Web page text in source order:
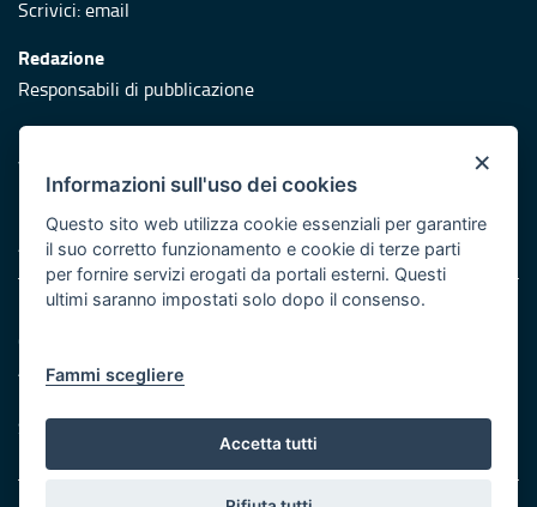
Scrivici:email
Redazione
Responsabili di pubblicazione
Protezione civile
Vai al sito di Protezione Civile Puglia
Iniziativa finanziata con risorse del POR Puglia 2014/2020 -
Asse XI
Note legali
Cookie e privacy
Atti di notifica
Servizi Intranet
×
Informazioni sull'uso dei cookies
Questo sito web utilizza cookie essenziali per garantire
il suo corretto funzionamento e cookie di terze parti
per fornire servizi erogati da portali esterni. Questi
ultimi saranno impostati solo dopo il consenso.
Fammi scegliere
Accetta tutti